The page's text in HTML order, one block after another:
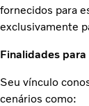
fornecidos para
exclusivamente
Finalidades
Seu vínculo
cenários como: